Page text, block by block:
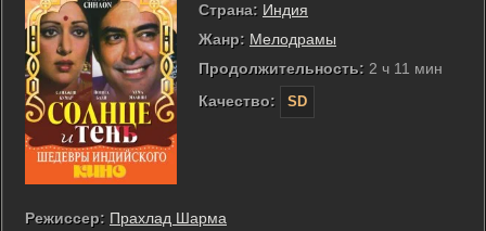
Страна: Индия
Жанр: Мелодрамы
Продолжительность: 2 ч 11 мин
Качество:
SD
Режиссер: Прахлад Шарма